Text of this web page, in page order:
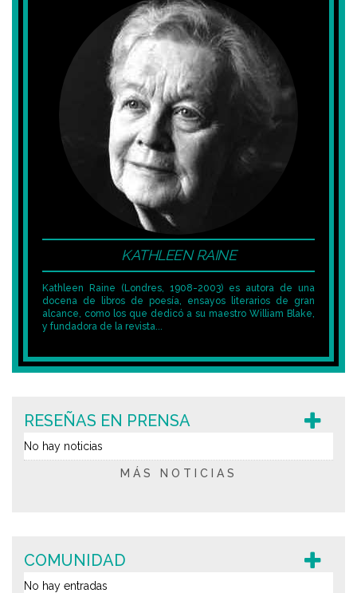
KATHLEEN RAINE
Kathleen Raine (Londres, 1908-2003) es autora de una
docena de libros de poesía, ensayos literarios de gran
alcance, como los que dedicó a su maestro William Blake,
y fundadora de la revista...
RESEÑAS EN PRENSA
No hay noticias
MÁS NOTICIAS
COMUNIDAD
No hay entradas